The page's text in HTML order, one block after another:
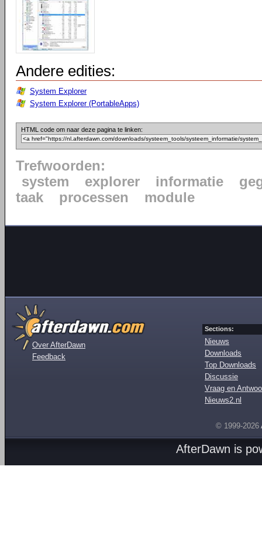
Andere edities:
System Explorer
System Explorer (PortableApps)
HTML code om naar deze pagina te linken:
Trefwoorden:
system
explorer informatie
taak
processen module
Over AfterDawn
Feedback
Sections:
Nieuws
Downloads
Top Downloads
Discussie
Vraag en
Nieuws2.nl
© 1999-2026
AfterDawn is